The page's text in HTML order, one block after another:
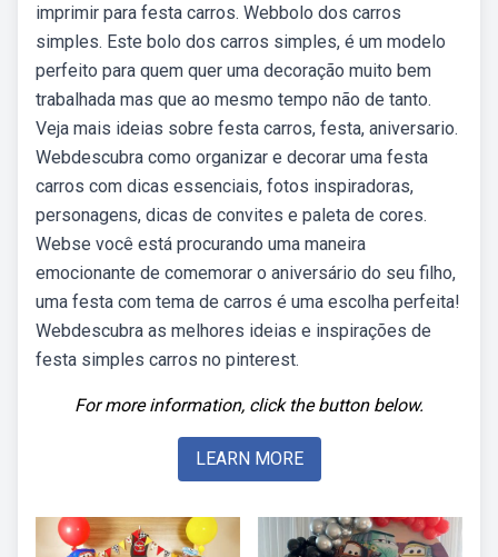
imprimir para festa carros. Webbolo dos carros
simples. Este bolo dos carros simples, é um modelo
perfeito para quem quer uma decoração muito bem
trabalhada mas que ao mesmo tempo não de tanto.
Veja mais ideias sobre festa carros, festa, aniversario.
Webdescubra como organizar e decorar uma festa
carros com dicas essenciais, fotos inspiradoras,
personagens, dicas de convites e paleta de cores.
Webse você está procurando uma maneira
emocionante de comemorar o aniversário do seu filho,
uma festa com tema de carros é uma escolha perfeita!
Webdescubra as melhores ideias e inspirações de
festa simples carros no pinterest.
For more information, click the button below.
LEARN MORE